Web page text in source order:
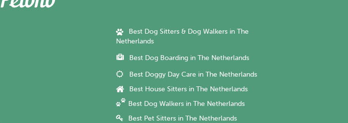
Best Dog Sitters & Dog Walkers in The
Netherlands
Best Dog Boarding in The Netherlands
Best Doggy Day Care in The Netherlands
Best House Sitters in The Netherlands
Best Dog Walkers in The Netherlands
Best Pet Sitters in The Netherlands